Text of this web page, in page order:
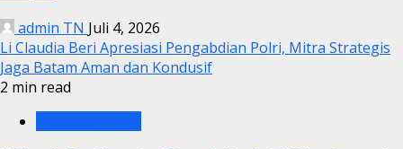
admin TN Juli 4, 2026
Li Claudia Beri Apresiasi Pengabdian Polri, Mitra Strategis
Jaga Batam Aman dan Kondusif
2 min read